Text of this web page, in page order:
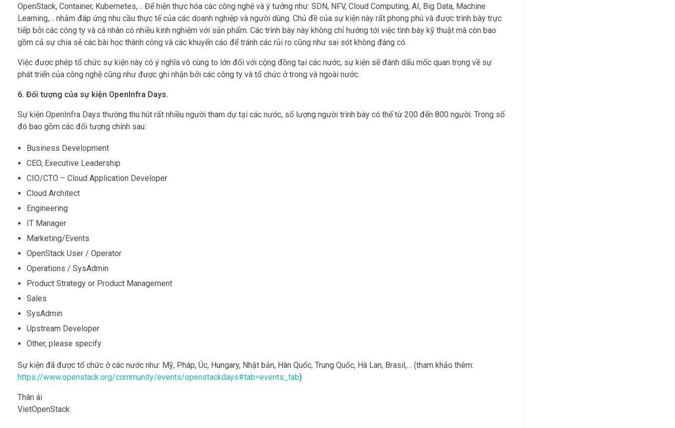
OpenStack, Container, Kubernetes,… Để hiện thực hóa các công nghệ và ý tưởng như: SDN, NFV, Cloud Computing, AI, Big Data, Machine
Learning,… nhằm đáp ứng nhu cầu thực tế của các doanh nghiệp và người dùng. Chủ đề của sự kiện này rất phong phú và được trình bày trực
tiếp bởi các công ty và cá nhân có nhiều kinh nghiệm với sản phẩm. Các trình bày này không chỉ hướng tới việc tình bày kỹ thuật mà còn bao
gồm cả sự chia sẻ các bài học thành công và các khuyến cáo để tránh các rủi ro cũng như sai sót không đáng có.
Việc được phép tổ chức sự kiện này có ý nghĩa vô cùng to lớn đối với cộng đồng tại các nước, sự kiện sẽ đánh dấu mốc quan trọng về sự
phát triển của công nghệ cũng như được ghi nhận bởi các công ty và tổ chức ở trong và ngoài nước.
6. Đối tượng của sự kiện OpenInfra Days.
Sự kiện OpenInfra Days thường thu hút rất nhiều người tham dự tại các nước, số lượng người trình bày có thể từ 200 đến 800 người. Trong số
đó bao gồm các đối tượng chính sau:
Business Development
CEO, Executive Leadership
CIO/CTO – Cloud Application Developer
Cloud Architect
Engineering
IT Manager
Marketing/Events
OpenStack User / Operator
Operations / SysAdmin
Product Strategy or Product Management
Sales
SysAdmin
Upstream Developer
Other, please specify
Sự kiện đã được tổ chức ở các nước như: Mỹ, Pháp, Úc, Hungary, Nhật bản, Hàn Quốc, Trung Quốc, Hà Lan, Brasil,… (tham khảo thêm:
https://www.openstack.org/community/events/openstackdays#tab=events_tab)
Thân ái
VietOpenStack